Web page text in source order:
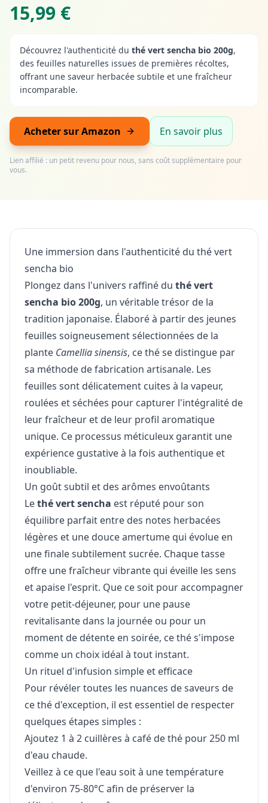
15,99 €
Découvrez l'authenticité du thé vert sencha bio 200g,
des feuilles naturelles issues de premières récoltes,
offrant une saveur herbacée subtile et une fraîcheur
incomparable.
Acheter sur Amazon En savoir plus
Lien affilié : un petit revenu pour nous, sans coût supplémentaire pour
vous.
Une immersion dans l'authenticité du thé vert
sencha bio
Plongez dans l'univers raffiné du thé vert
sencha bio 200g, un véritable trésor de la
tradition japonaise. Élaboré à partir des jeunes
feuilles soigneusement sélectionnées de la
plante Camellia sinensis, ce thé se distingue par
sa méthode de fabrication artisanale. Les
feuilles sont délicatement cuites à la vapeur,
roulées et séchées pour capturer l'intégralité de
leur fraîcheur et de leur profil aromatique
unique. Ce processus méticuleux garantit une
expérience gustative à la fois authentique et
inoubliable.
Un goût subtil et des arômes envoûtants
Lethé vert sencha est réputé pour son
équilibre parfait entre des notes herbacées
légères et une douce amertume qui évolue en
une finale subtilement sucrée. Chaque tasse
offre une fraîcheur vibrante qui éveille les sens
et apaise l'esprit. Que ce soit pour accompagner
votre petit-déjeuner, pour une pause
revitalisante dans la journée ou pour un
moment de détente en soirée, ce thé s'impose
comme un choix idéal à tout instant.
Un rituel d'infusion simple et efficace
Pour révéler toutes les nuances de saveurs de
ce thé d'exception, il est essentiel de respecter
quelques étapes simples :
Ajoutez 1 à 2 cuillères à café de thé pour 250 ml
d'eau chaude.
Veillez à ce que l'eau soit à une température
d'environ 75-80°C afin de préserver la